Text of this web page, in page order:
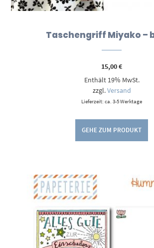
Taschengriff Miyako –
15,00€
Enthält 19% MwSt.
zzgl.Versand
Lieferzeit: ca. 3-5 Werktage
GEHE ZUM PRODUKT